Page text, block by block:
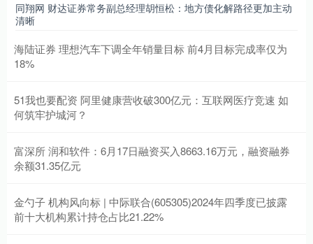
同翔网 财达证券常务副总经理胡恒松：地方债化解路径更加主动
清晰
海陆证券 理想汽车下调全年销量目标 前4月目标完成率仅为
18%
51我也要配资 阿里健康营收破300亿元：互联网医疗竞速 如
何筑牢护城河？
富深所 润和软件：6月17日融资买入8663.16万元，融资融券
余额31.35亿元
金勺子 机构风向标 | 中际联合(605305)2024年四季度已披露
前十大机构累计持仓占比21.22%